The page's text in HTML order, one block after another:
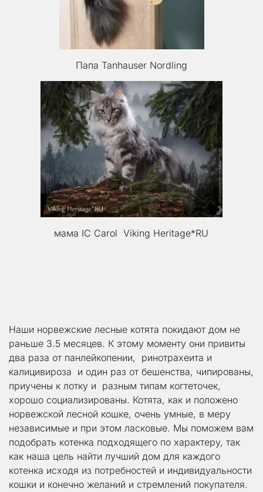
Папа Таnhauser Nordling
мама IC Carol  Viking Heritage*RU
Наши норвежские лесные котята покидают дом не
раньше 3.5 месяцев. К этому моменту они привиты
два раза от панлейкопении,  ринотрахеита и
калицивироза  и один раз от бешенства, чипированы,
приучены к лотку и  разным типам когтеточек,
хорошо социализированы. Котята, как и положено
норвежской лесной кошке, очень умные, в меру
независимые и при этом ласковые. Мы поможем вам
подобрать котенка подходящего по характеру, так
как наша цель найти лучший дом для каждого
котенка исходя из потребностей и индивидуальности
кошки и конечно желаний и стремлений покупателя.